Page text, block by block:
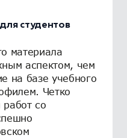
студентов
материала
аспектом, чем
на базе учебного
Четко
со